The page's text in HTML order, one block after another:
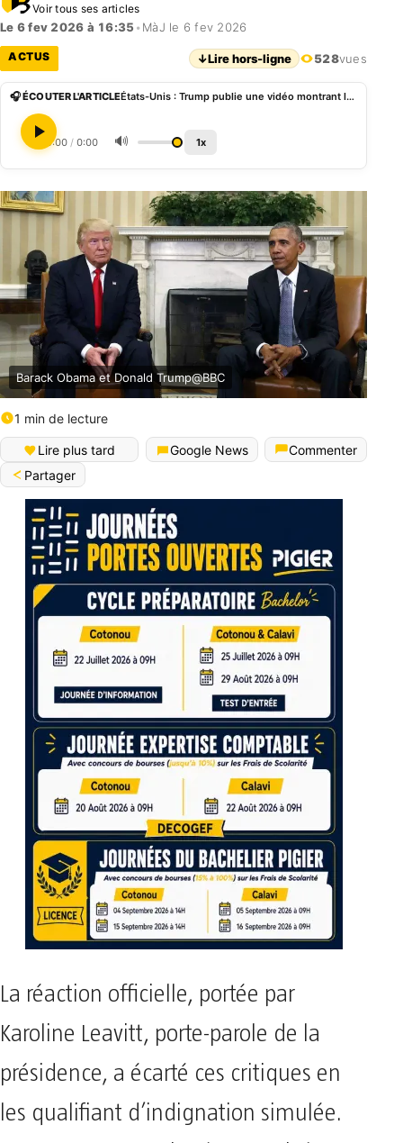
Voir tous ses articles
Le 6 fev 2026 à 16:35 • MàJ le 6 fev 2026
ACTUS ↓Lire hors-ligne 528vues
🎧 ÉCOUTER L'ARTICLE États-Unis : Trump publie une vidéo montrant les Obama grimés en singes, la Maison Blanche juge l’indignation «fausse»
0:00 / 0:00 🔊 1x
Barack Obama et Donald Trump@BBC
1 min de lecture
Lire plus tard Google News
Commenter
Partager
La réaction officielle, portée par
Karoline Leavitt, porte-parole de la
présidence, a écarté ces critiques en
les qualifiant d’indignation simulée.